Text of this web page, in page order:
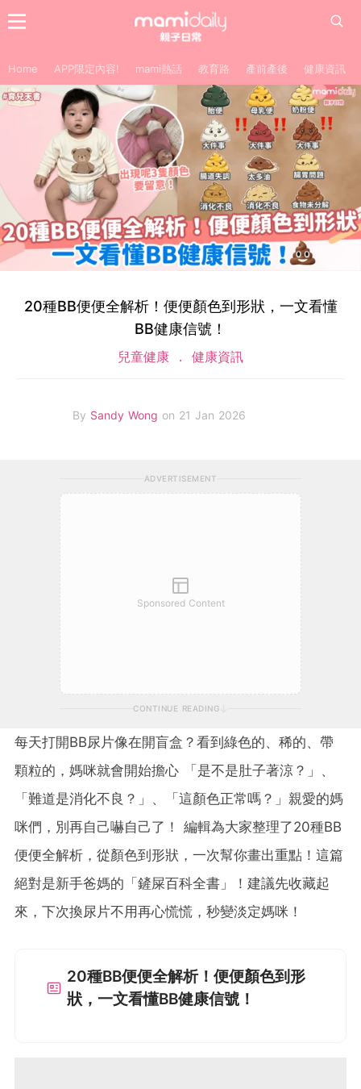
Home APP限定內容! mami熱話 教育路 產前產後 健康資訊
20種BB便便全解析！便便顏色到形狀，一文看懂
BB健康信號！
兒童健康 健康資訊
By Sandy Wong on 21 Jan 2026
ADVERTISEMENT
Sponsored Content
CONTINUE READING
每天打開BB尿片像在開盲盒？看到綠色的、稀的、帶
顆粒的，媽咪就會開始擔心 「是不是肚子著涼？」、
「難道是消化不良？」、「這顏色正常嗎？」親愛的媽
咪們，別再自己嚇自己了！ 編輯為大家整理了20種BB
便便全解析，從顏色到形狀，一次幫你畫出重點！這篇
絕對是新手爸媽的「鏟屎百科全書」！建議先收藏起
來，下次換尿片不用再心慌慌，秒變淡定媽咪！
20種BB便便全解析！便便顏色到形
狀，一文看懂BB健康信號！